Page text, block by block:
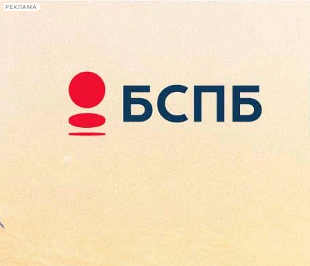
РЕКЛАМА
Сегодня:
2026.08.09
07:38
Афиша Plus